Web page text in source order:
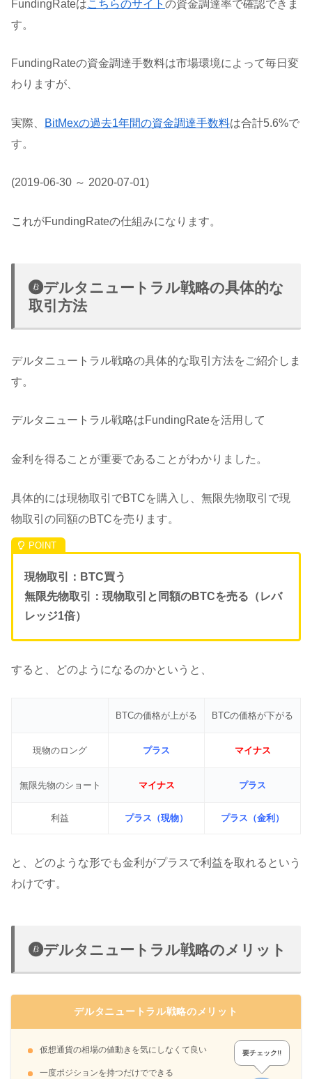
FundingRateはこちらのサイト の資金調達率で確認できま
す。
FundingRateの資金調達手数料は市場環境によって毎日変
わりますが、
実際、 BitMexの過去1年間の資金調達手数料は合計5.6%で
す。
(2019-06-30 ～ 2020-07-01)
これがFundingRateの仕組みになります。
デルタニュートラル戦略の具体的な
取引方法
デルタニュートラル戦略の具体的な取引方法をご紹介しま
す。
デルタニュートラル戦略はFundingRateを活用して
金利を得ることが重要であることがわかりました。
具体的には現物取引でBTCを購入し、無限先物取引で現
物取引の同額のBTCを売ります。
現物取引：BTC買う
無限先物取引：現物取引と同額のBTCを売る（レバ
レッジ1倍）
すると、どのようになるのかというと、
BTCの価格が上がる BTCの価格が下がる
現物のロング プラス マイナス
無限先物のショート マイナス プラス
利益 プラス（現物） プラス（金利）
と、どのような形でも金利がプラスで利益を取れるという
わけです。
デルタニュートラル戦略のメリット
デルタニュートラル戦略のメリット
仮想通貨の相場の値動きを気にしなくて良い
一度ポジションを持つだけでできる
要チェック!!